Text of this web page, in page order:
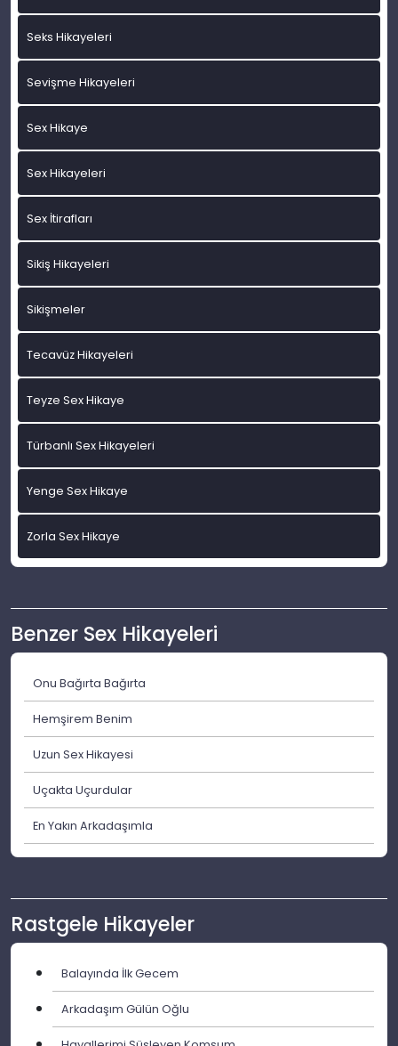
Seks Hikayeleri
Sevişme Hikayeleri
Sex Hikaye
Sex Hikayeleri
Sex İtirafları
Sikiş Hikayeleri
Sikişmeler
Tecavüz Hikayeleri
Teyze Sex Hikaye
Türbanlı Sex Hikayeleri
Yenge Sex Hikaye
Zorla Sex Hikaye
Benzer Sex Hikayeleri
Onu Bağırta Bağırta
Hemşirem Benim
Uzun Sex Hikayesi
Uçakta Uçurdular
En Yakın Arkadaşımla
Rastgele Hikayeler
Balayında İlk Gecem
Arkadaşım Gülün Oğlu